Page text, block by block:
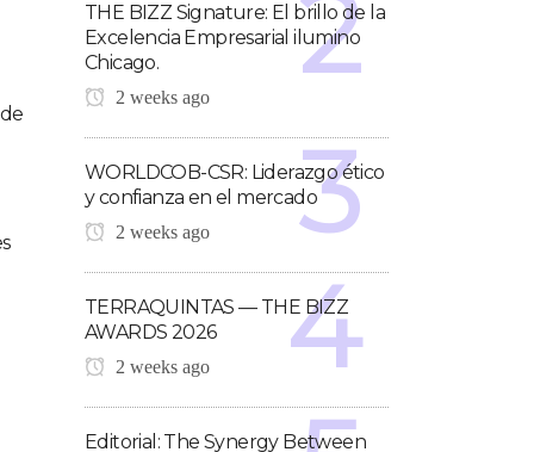
THE BIZZ Signature: El brillo de la
Excelencia Empresarial ilumino
Chicago.
2 weeks ago
WORLDCOB-CSR: Liderazgo ético
y confianza en el mercado
2 weeks ago
TERRAQUINTAS — THE BIZZ
AWARDS 2026
2 weeks ago
Editorial: The Synergy Between